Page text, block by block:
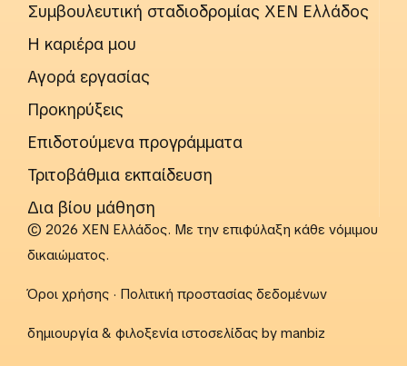
Συμβουλευτική σταδιοδρομίας ΧΕΝ Ελλάδος
Η καριέρα μου
Αγορά εργασίας
Προκηρύξεις
Επιδοτούμενα προγράμματα
Τριτοβάθμια εκπαίδευση
Δια βίου μάθηση
© 2026 ΧΕΝ Ελλάδος. Με την επιφύλαξη κάθε νόμιμου
δικαιώματος.
Όροι χρήσης · Πολιτική προστασίας δεδομένων
δημιουργία & φιλοξενία ιστοσελίδας by manbiz